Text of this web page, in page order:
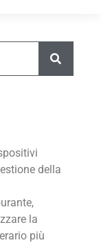
della
la
più